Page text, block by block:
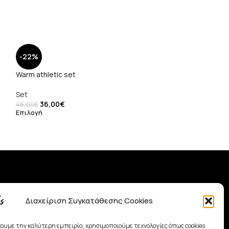
Διαχείριση Συγκατάθεσης Cookies
την καλύτερη εμπειρία, χρησιμοποιούμε τεχνολογίες όπως cookies
-22%
Warm athletic set
Set
46,00€ 36,00€
Επιλογή
• Shop